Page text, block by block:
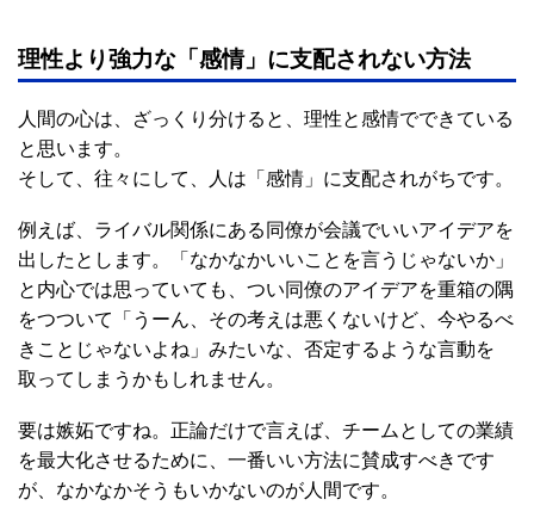
理性より強力な「感情」に支配されない方法
人間の心は、ざっくり分けると、理性と感情でできている
と思います。
そして、往々にして、人は「感情」に支配されがちです。
例えば、ライバル関係にある同僚が会議でいいアイデアを
出したとします。「なかなかいいことを言うじゃないか」
と内心では思っていても、つい同僚のアイデアを重箱の隅
をつついて「うーん、その考えは悪くないけど、今やるべ
きことじゃないよね」みたいな、否定するような言動を
取ってしまうかもしれません。
要は嫉妬ですね。正論だけで言えば、チームとしての業績
を最大化させるために、一番いい方法に賛成すべきです
が、なかなかそうもいかないのが人間です。